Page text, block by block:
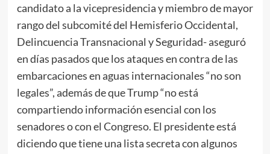
candidato a la vicepresidencia y miembro de mayor
rango del subcomité del Hemisferio Occidental,
Delincuencia Transnacional y Seguridad- aseguró
en días pasados que los ataques en contra de las
embarcaciones en aguas internacionales “no son
legales”, además de que Trump “no está
compartiendo información esencial con los
senadores o con el Congreso. El presidente está
diciendo que tiene una lista secreta con algunos